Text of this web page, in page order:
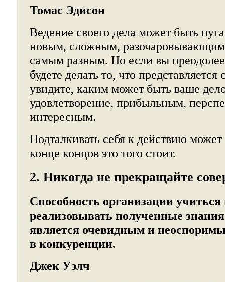
Томас Эдисон
Ведение своего дела может быть
новым, сложным,
самым разным. Но если вы
будете делать то, что
увидите, каким может быть ваше
удовлетворение, прибыльным,
интересным.
Подталкивать себя к действию
конце концов это того стоит.
2. Никогда не прекращайте
Способность организации
реализовывать полученные
является очевидным и
в конкуренции.
Джек Уэлч